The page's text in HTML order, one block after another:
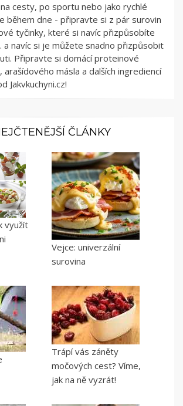
cesty, po sportu nebo jako rychlé
během dne - připravte si z pár surovin
tyčinky, které si navíc přizpůsobíte
a navíc si je můžete snadno přizpůsobit
Připravte si domácí proteinové
arašídového másla a dalších ingrediencí
Jakvkuchyni.cz!
ČLÁNKY
využít
Vejce: univerzální
surovina
Trápí vás záněty
močových cest? Víme,
jak na ně vyzrát!